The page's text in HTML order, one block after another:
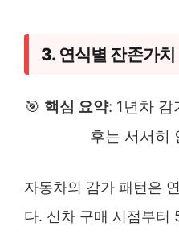
3. 연식별 잔존가
🎯 핵심 요약: 1년차 감
후는 서서히
자동차의 감가 패턴은
다. 신차 구매 시점부터